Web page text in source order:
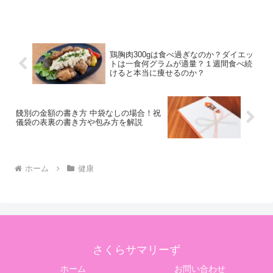
鶏胸肉300gは食べ過ぎなのか？ダイエッ
トは一食何グラムが適量？１週間食べ続
けると本当に痩せるのか？
餞別の金額の書き方 中袋なしの場合！祝
儀袋の表裏の書き方や包み方を解説
ホーム 健康
さくらサマリーず
ホーム お問い合わせ